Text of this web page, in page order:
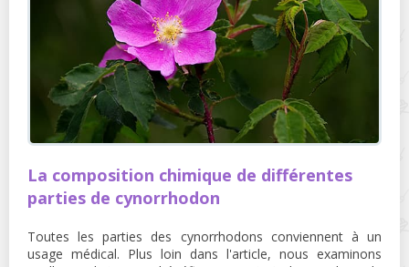
La composition chimique de différentes
parties de cynorrhodon
Toutes les parties des cynorrhodons conviennent à un
usage médical. Plus loin dans l'article, nous examinons